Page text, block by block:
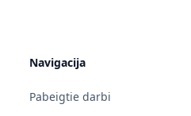
Navigacija
Pabeigtie darbi